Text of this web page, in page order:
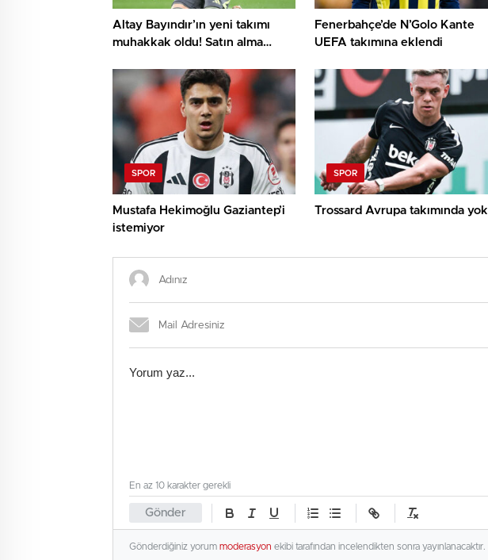
Altay Bayındır’ın yeni takımı
muhakkak oldu! Satın alma
Fenerbahçe’de N’Golo Kante
UEFA takımına eklendi
SPOR
Mustafa Hekimoğlu Gaziantep’i
istemiyor
SPOR
Trossard Avrupa takımında yok
Gönder
En az 10 karakter gerekli
Gönderdiğiniz yorum moderasyon ekibi tarafından incelendikten sonra yayınlanacaktır.